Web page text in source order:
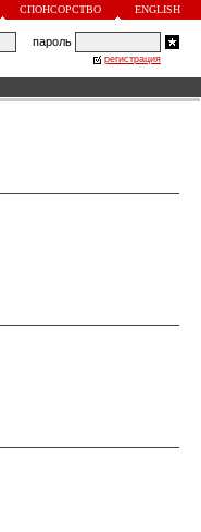
СПОНСОРСТВО ENGLISH
пароль
регистрация